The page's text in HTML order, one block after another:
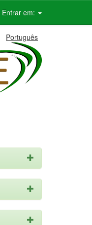
Entrar em:
Português